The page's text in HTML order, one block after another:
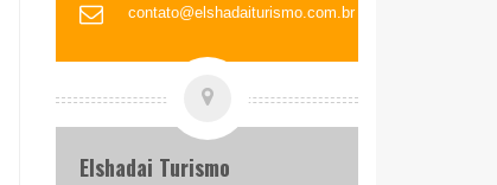
contato@elshadaiturismo.com.br
Elshadai Turismo